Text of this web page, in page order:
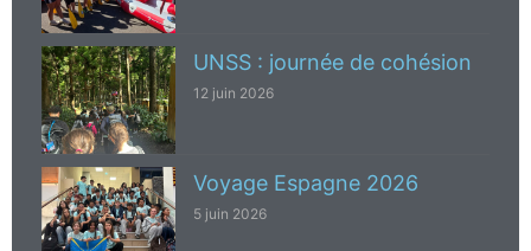
UNSS : journée de cohésion
12 juin 2026
Voyage Espagne 2026
5 juin 2026